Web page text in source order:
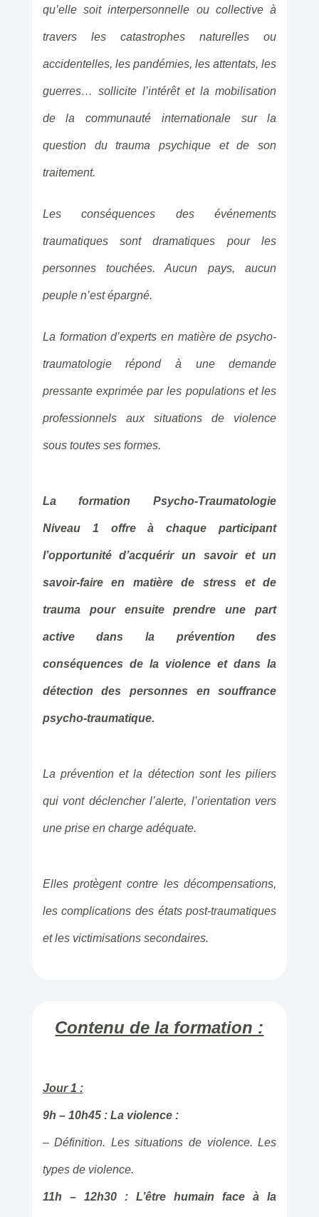
qu’elle soit interpersonnelle ou collective à
travers les catastrophes naturelles ou
accidentelles, les pandémies, les attentats, les
guerres… sollicite l’intérêt et la mobilisation
de la communauté internationale sur la
question du trauma psychique et de son
traitement.
Les conséquences des événements
traumatiques sont dramatiques pour les
personnes touchées. Aucun pays, aucun
peuple n’est épargné.
La formation d’experts en matière de psycho-
traumatologie répond à une demande
pressante exprimée par les populations et les
professionnels aux situations de violence
sous toutes ses formes.
La formation Psycho-Traumatologie
Niveau 1 offre à chaque participant
l’opportunité d’acquérir un savoir et un
savoir-faire en matière de stress et de
trauma pour ensuite prendre une part
active dans la prévention des
conséquences de la violence et dans la
détection des personnes en souffrance
psycho-traumatique.
La prévention et la détection sont les piliers
qui vont déclencher l’alerte, l’orientation vers
une prise en charge adéquate.
Elles protègent contre les décompensations,
les complications des états post-traumatiques
et les victimisations secondaires.
Contenu de la formation :
Jour 1 :
9h – 10h45 : La violence :
– Définition. Les situations de violence. Les
types de violence.
11h – 12h30 : L’être humain face à la